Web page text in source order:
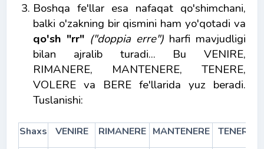
Boshqa fe'llar esa nafaqat qo'shimchani,
balki o'zakning bir qismini ham yo'qotadi va
qo'sh "rr" ("doppia erre") harfi mavjudligi
bilan ajralib turadi... Bu VENIRE,
RIMANERE, MANTENERE, TENERE,
VOLERE va BERE fe'llarida yuz beradi.
Tuslanishi:
Shaxs VENIRE RIMANERE MANTENERE TENERE